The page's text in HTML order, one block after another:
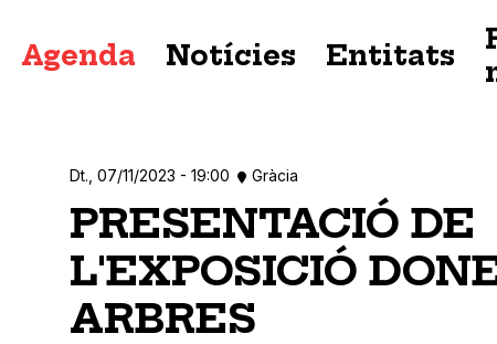
principal
Agenda Notícies Entitats
Dt., 07/11/2023 - 19:00 Gràcia
PRESENTACIÓ DE
L'EXPOSICIÓ
ARBRES